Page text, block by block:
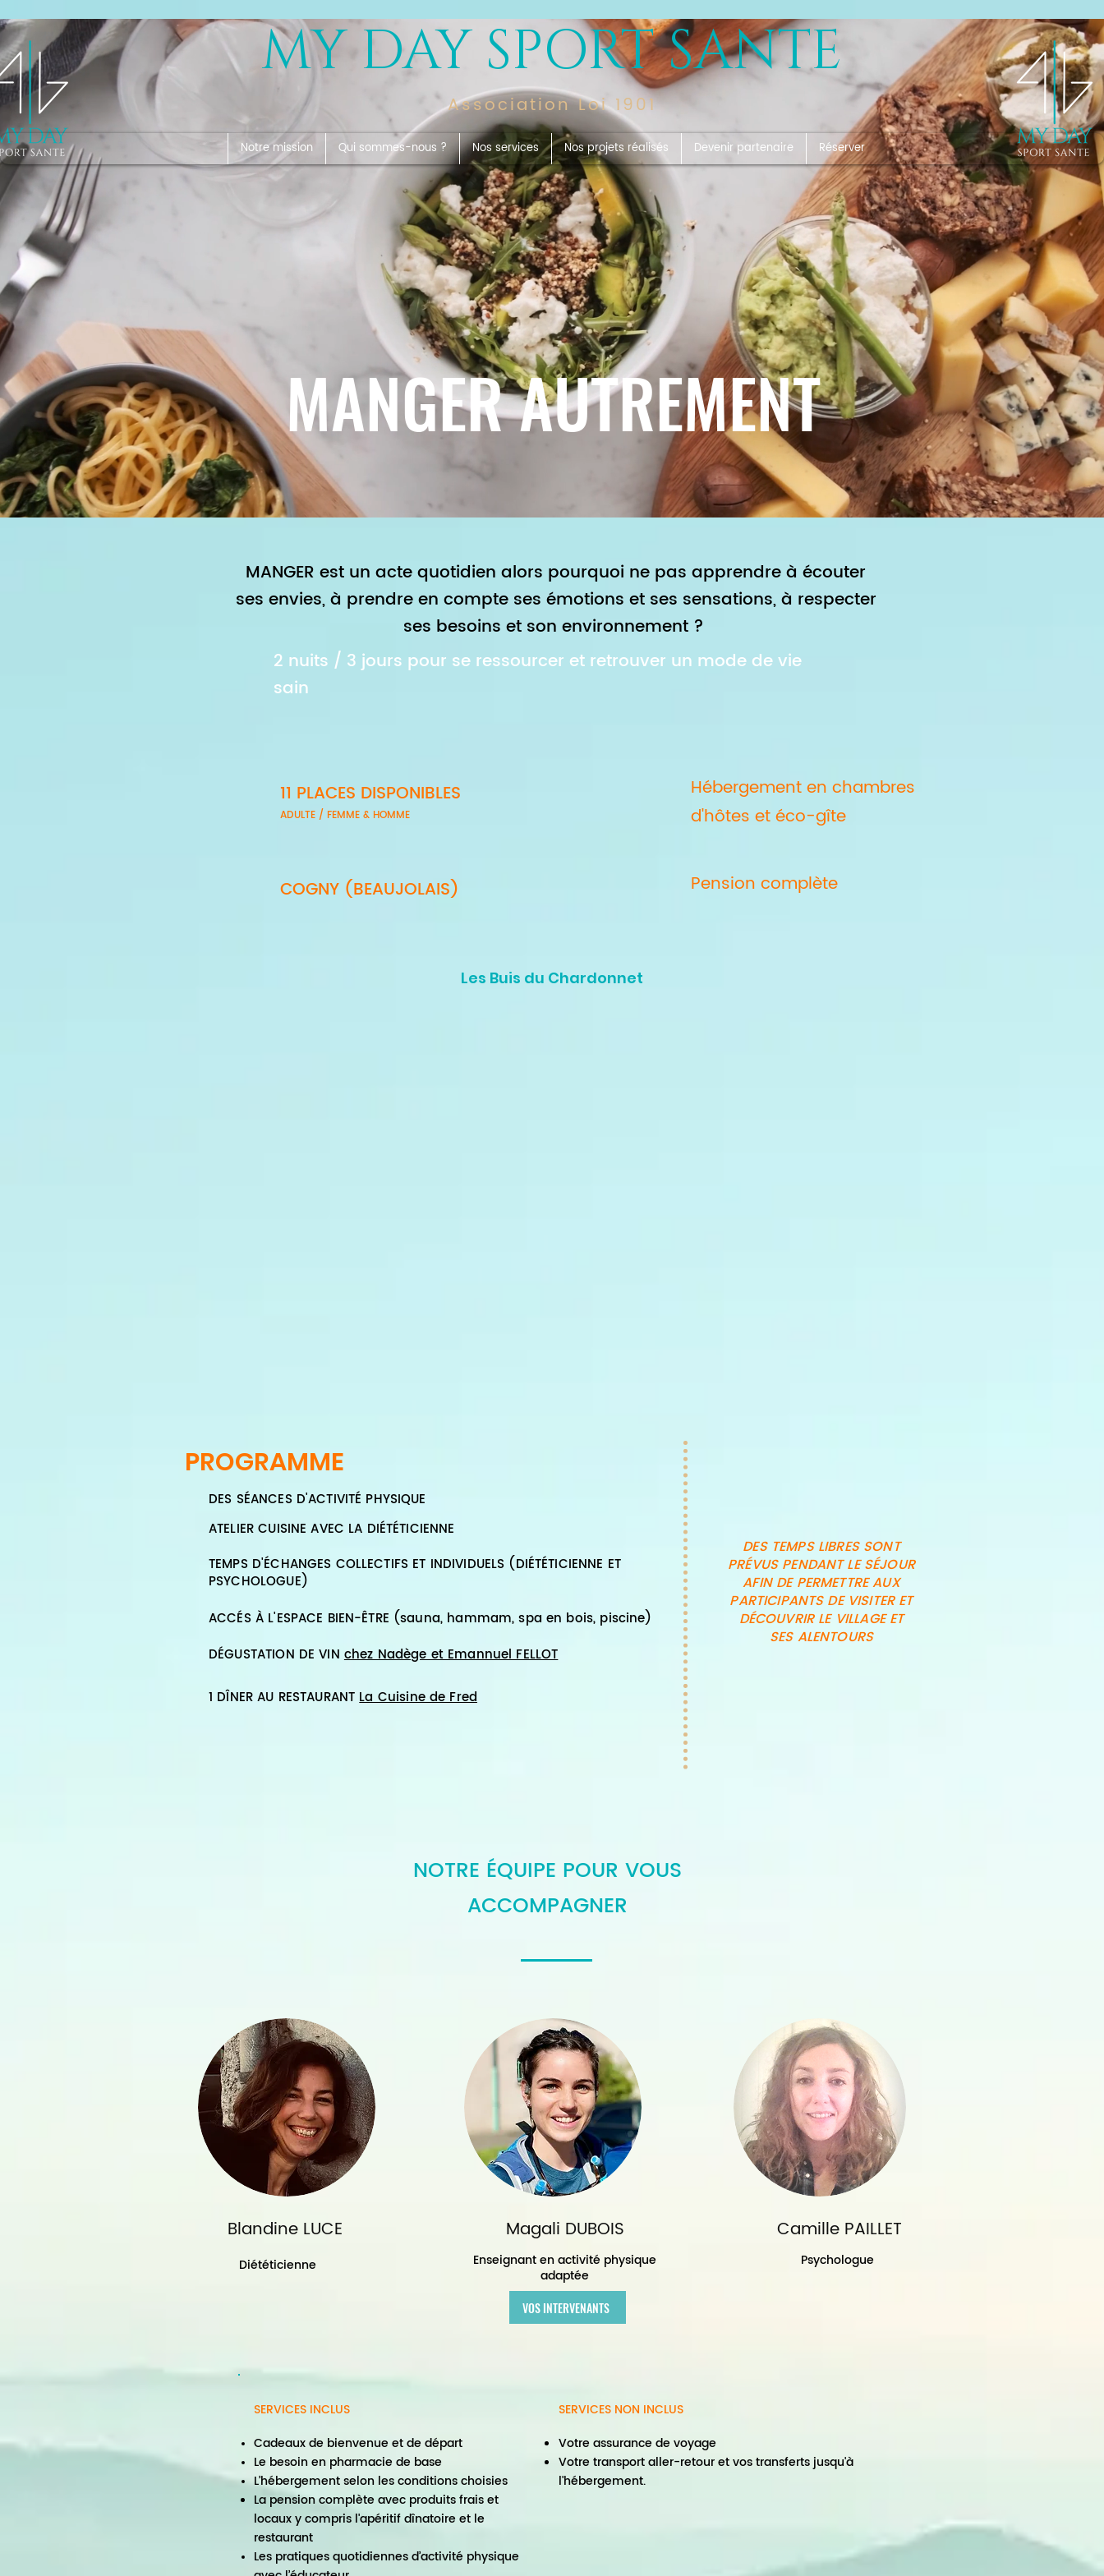
MY DAY SPORT SANTE
Association Loi 1901
Notre mission Qui sommes-nous ? Nos services Nos projets réalisés Devenir partenaire Réserver
MANGER AUTREMENT
MANGER est un acte quotidien alors pourquoi ne pas apprendre à écouter
ses envies, à prendre en compte ses émotions et ses sensations, à respecter
ses besoins et son environnement ?
2 nuits / 3 jours pour se ressourcer et retrouver un mode de vie
sain
11 PLACES DISPONIBLES
ADULTE / FEMME & HOMME
COGNY (BEAUJOLAIS)
Hébergement en chambres
d'hôtes et éco-gîte
Pension complète
Les Buis du Chardonnet
PROGRAMME
DES SÉANCES D'ACTIVITÉ PHYSIQUE
ATELIER CUISINE AVEC LA DIÉTÉTICIENNE
TEMPS D'ÉCHANGES COLLECTIFS ET INDIVIDUELS (DIÉTÉTICIENNE ET
PSYCHOLOGUE)
ACCÉS À L'ESPACE BIEN-ÊTRE (sauna, hammam, spa en bois, piscine)
DÉGUSTATION DE VINchez Nadège et Emannuel FELLOT
1 DÎNER AU RESTAURANTLa Cuisine de Fred
DES TEMPS LIBRES SONT
PRÉVUS PENDANT LE SÉJOUR
AFIN DE PERMETTRE AUX
PARTICIPANTS DE VISITER ET
DÉCOUVRIR LE VILLAGE ET
SES ALENTOURS
NOTRE ÉQUIPE POUR VOUS
ACCOMPAGNER
VOS INTERVENANTS
SERVICES INCLUS
Cadeaux de bienvenue et de départ
Le besoin en pharmacie de base
L’hébergement selon les conditions choisies
La pension complète avec produits frais et
locaux y compris l'apéritif dînatoire et le
restaurant
Les pratiques quotidiennes d’activité physique
SERVICES NON INCLUS
Votre assurance de voyage
Votre transport aller-retour et vos transferts jusqu'à
l'hébergement.
Blandine LUCE
Diététicienne
Magali DUBOIS
Enseignant en activité physique
adaptée
Camille PAILLET
Psychologue